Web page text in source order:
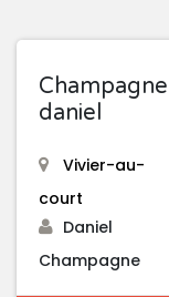
Champagne
daniel
Vivier-au-
court
Daniel
Champagne